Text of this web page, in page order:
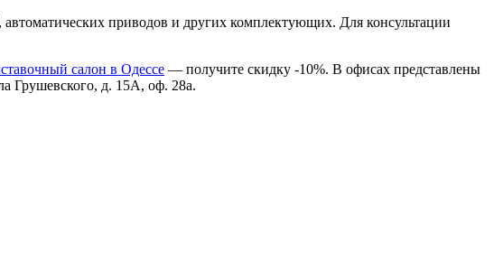
приводов и других комплектующих. Для консультации
салон в Одессе — получите скидку -10%. В офисах представлены
Грушевского, д. 15А, оф. 28а.